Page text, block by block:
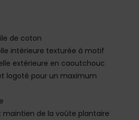
de coton
intérieure texturée à motif
extérieure en caoutchouc
logoté pour un maximum
maintien de la voûte plantaire